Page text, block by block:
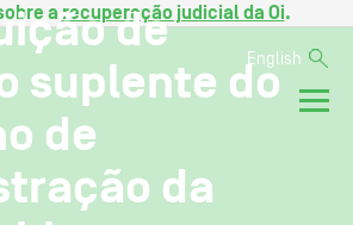
a recuperação judicial da Oi.
English
de
suplente do
de
da